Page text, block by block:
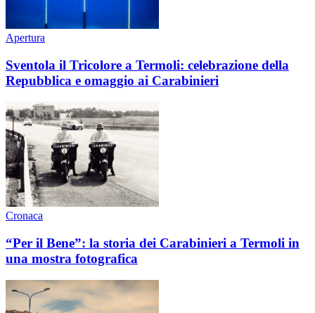
Apertura
Sventola il Tricolore a Termoli: celebrazione della
Repubblica e omaggio ai Carabinieri
Cronaca
“Per il Bene”: la storia dei Carabinieri a Termoli in
una mostra fotografica